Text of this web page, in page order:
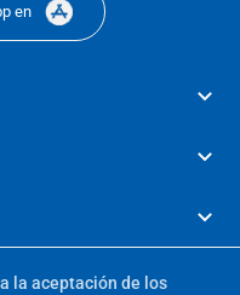
en
la aceptación de los